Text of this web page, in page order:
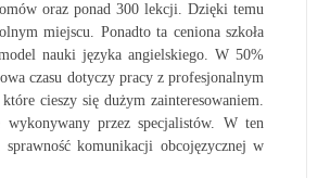
oraz ponad 300 lekcji. Dzięki temu
miejscu. Ponadto ta ceniona szkoła
nauki języka angielskiego. W 50%
czasu dotyczy pracy z profesjonalnym
cieszy się dużym zainteresowaniem.
przez specjalistów. W ten
komunikacji obcojęzycznej w